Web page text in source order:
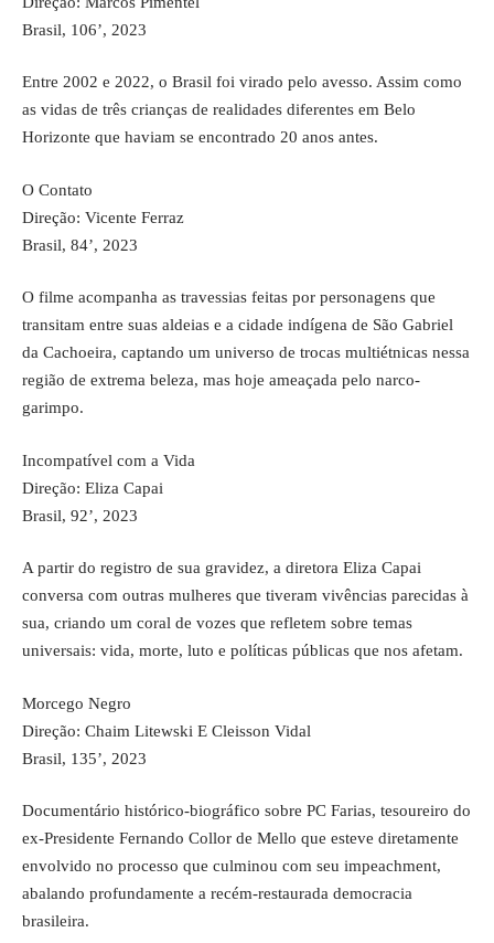
Brasil, 106’, 2023
Entre 2002 e 2022, o Brasil foi virado pelo avesso. Assim como
as vidas de três crianças de realidades diferentes em Belo
Horizonte que haviam se encontrado 20 anos antes.
O Contato
Direção: Vicente Ferraz
Brasil, 84’, 2023
O filme acompanha as travessias feitas por personagens que
transitam entre suas aldeias e a cidade indígena de São Gabriel
da Cachoeira, captando um universo de trocas multiétnicas nessa
região de extrema beleza, mas hoje ameaçada pelo narco-
garimpo.
Incompatível com a Vida
Direção: Eliza Capai
Brasil, 92’, 2023
A partir do registro de sua gravidez, a diretora Eliza Capai
conversa com outras mulheres que tiveram vivências parecidas à
sua, criando um coral de vozes que refletem sobre temas
universais: vida, morte, luto e políticas públicas que nos afetam.
Morcego Negro
Direção: Chaim Litewski E Cleisson Vidal
Brasil, 135’, 2023
Documentário histórico-biográfico sobre PC Farias, tesoureiro do
ex-Presidente Fernando Collor de Mello que esteve diretamente
envolvido no processo que culminou com seu impeachment,
abalando profundamente a recém-restaurada democracia
brasileira.